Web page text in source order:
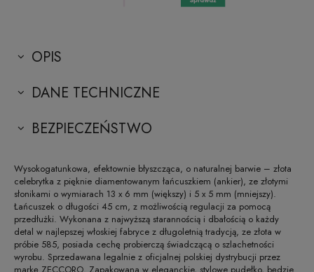
OPIS
DANE TECHNICZNE
BEZPIECZEŃSTWO
Wysokogatunkowa, efektownie błyszcząca, o naturalnej barwie – złota
celebrytka z pięknie diamentowanym łańcuszkiem (ankier), ze złotymi
słonikami o wymiarach 13 x 6 mm (większy) i 5 x 5 mm (mniejszy).
Łańcuszek o długości 45 cm, z możliwością regulacji za pomocą
przedłużki. Wykonana z najwyższą starannością i dbałością o każdy
detal w najlepszej włoskiej fabryce z długoletnią tradycją, ze złota w
próbie 585, posiada cechę probierczą świadczącą o szlachetności
wyrobu. Sprzedawana legalnie z oficjalnej polskiej dystrybucji przez
markę ZECCORO. Zapakowana w eleganckie, stylowe pudełko, będzie